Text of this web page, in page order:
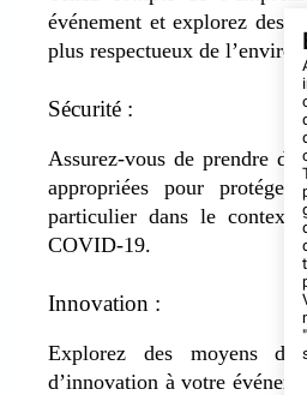
événement et explorez des
plus respectueux de
Sécurité :
Assurez-vous de prendre
appropriées pour
particulier dans le
COVID-19.
Innovation :
Explorez des moyens
d’innovation à votre